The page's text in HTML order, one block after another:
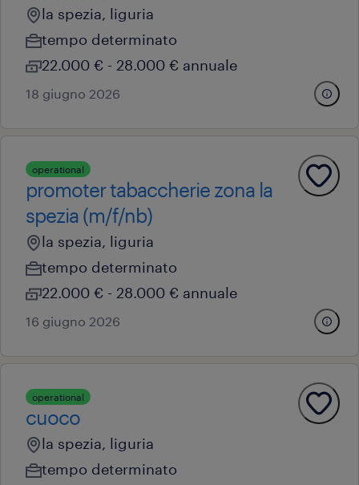
la spezia, liguria
tempo determinato
22.000 € - 28.000 € annuale
18 giugno 2026
operational
promoter tabaccherie zona la
spezia (m/f/nb)
la spezia, liguria
tempo determinato
22.000 € - 28.000 € annuale
16 giugno 2026
operational
cuoco
la spezia, liguria
tempo determinato